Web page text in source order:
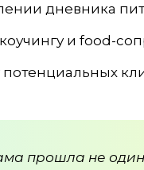
дневника
и food-
потенциальных
прошла не один